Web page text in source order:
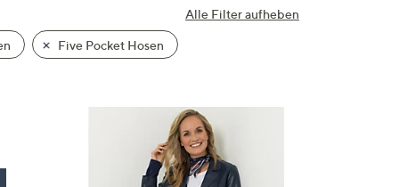
Alle Filter aufheben
Five Pocket Hosen